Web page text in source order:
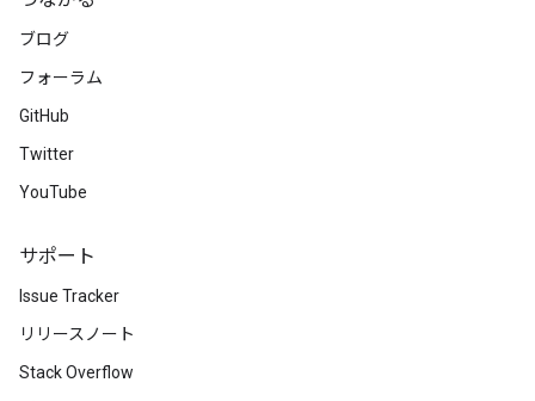
ブログ
フォーラム
GitHub
Twitter
YouTube
サポート
Issue Tracker
リリースノート
Stack Overflow